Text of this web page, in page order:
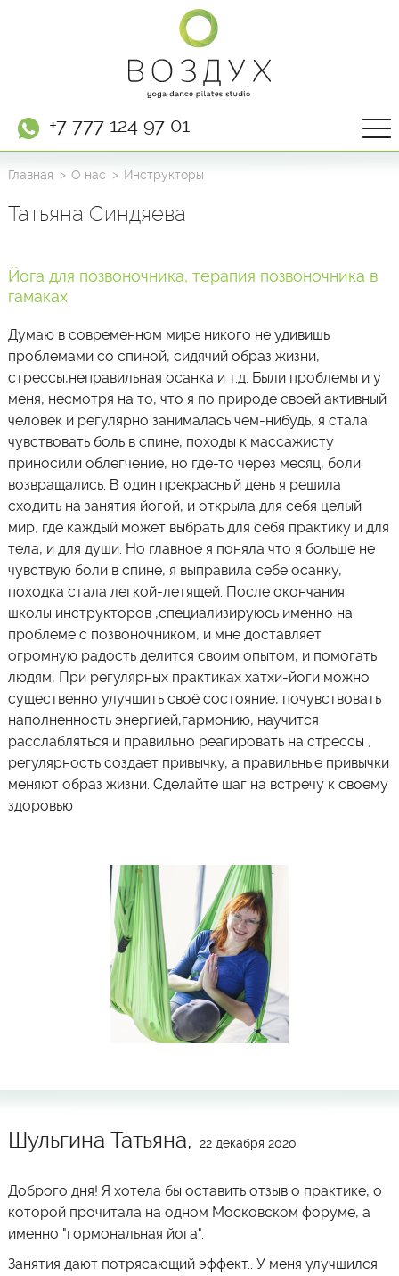
+7 777 124 97 01
Главная О нас Инструкторы
Татьяна Синдяева
Йога для позвоночника, терапия позвоночника в
гамаках
Думаю в современном мире никого не удивишь
проблемами со спиной, сидячий образ жизни,
стрессы,неправильная осанка и т.д. Были проблемы и у
меня, несмотря на то, что я по природе своей активный
человек и регулярно занималась чем-нибудь, я стала
чувствовать боль в спине, походы к массажисту
приносили облегчение, но где-то через месяц, боли
возвращались. В один прекрасный день я решила
сходить на занятия йогой, и открыла для себя целый
мир, где каждый может выбрать для себя практику и для
тела, и для души. Но главное я поняла что я больше не
чувствую боли в спине, я выправила себе осанку,
походка стала легкой-летящей. После окончания
школы инструкторов ,специализируюсь именно на
проблеме с позвоночником, и мне доставляет
огромную радость делится своим опытом, и помогать
людям, При регулярных практиках хатхи-йоги можно
существенно улучшить своё состояние, почувствовать
наполненность энергией,гармонию, научится
расслабляться и правильно реагировать на стрессы ,
регулярность создает привычку, а правильные привычки
меняют образ жизни. Сделайте шаг на встречу к своему
здоровью
Шульгина Татьяна, 22 декабря 2020
Доброго дня! Я хотела бы оставить отзыв о практике, о
которой прочитала на одном Московском форуме, а
именно "гормональная йога".
Занятия дают потрясающий эффект.. У меня улучшился